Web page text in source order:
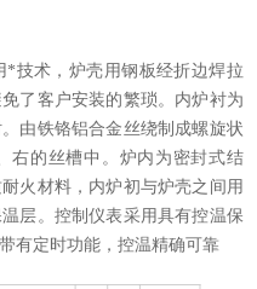
*技术，炉壳用钢板经折边焊拉
了客户安装的繁琐。内炉衬为
由铁铬铝合金丝绕制成螺旋状
右的丝槽中。炉内为密封式结
火材料，内炉初与炉壳之间用
层。控制仪表采用具有控温保
有定时功能，控温精确可靠